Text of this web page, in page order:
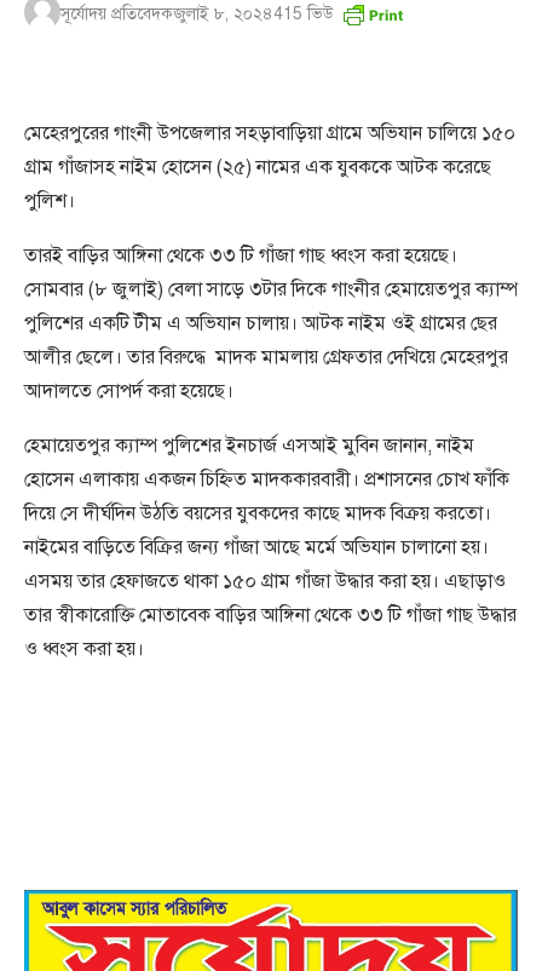
সূর্যোদয় প্রতিবেদকজুলাই ৮, ২০২৪415 ভিউ
মেহেরপুরের গাংনী উপজেলার সহড়াবাড়িয়া গ্রামে অভিযান চালিয়ে ১৫০
গ্রাম গাঁজাসহ নাইম হোসেন (২৫) নামের এক যুবককে আটক করেছে
পুলিশ।
তারই বাড়ির আঙ্গিনা থেকে ৩৩ টি গাঁজা গাছ ধ্বংস করা হয়েছে।
সোমবার (৮ জুলাই) বেলা সাড়ে ৩টার দিকে গাংনীর হেমায়েতপুর ক্যাম্প
পুলিশের একটি টীম এ অভিযান চালায়। আটক নাইম ওই গ্রামের ছের
আলীর ছেলে। তার বিরুদ্ধে মাদক মামলায় গ্রেফতার দেখিয়ে মেহেরপুর
আদালতে সোপর্দ করা হয়েছে।
হেমায়েতপুর ক্যাম্প পুলিশের ইনচার্জ এসআই মুবিন জানান, নাইম
হোসেন এলাকায় একজন চিহ্নিত মাদককারবারী। প্রশাসনের চোখ ফাঁকি
দিয়ে সে দীর্ঘদিন উঠতি বয়সের যুবকদের কাছে মাদক বিক্রয় করতো।
নাইমের বাড়িতে বিক্রির জন্য গাঁজা আছে মর্মে অভিযান চালানো হয়।
এসময় তার হেফাজতে থাকা ১৫০ গ্রাম গাঁজা উদ্ধার করা হয়। এছাড়াও
তার স্বীকারোক্তি মোতাবেক বাড়ির আঙ্গিনা থেকে ৩৩ টি গাঁজা গাছ উদ্ধার
ও ধ্বংস করা হয়।